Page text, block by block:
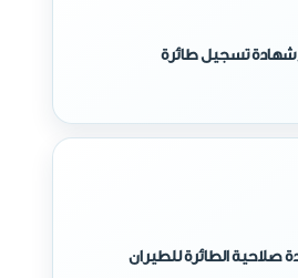
شهادة تسجيل طائرة
صلاحية الطائرة للطيران